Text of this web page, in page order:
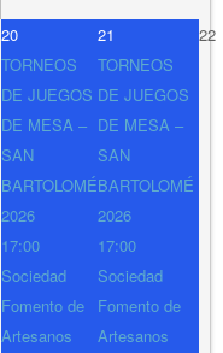
20
TORNEOS
DE JUEGOS
DE MESA –
SAN
BARTOLOMÉ
2026
17:00
Sociedad
Fomento de
Artesanos
21
TORNEOS
DE JUEGOS
DE MESA –
SAN
BARTOLOMÉ
2026
17:00
Sociedad
Fomento de
Artesanos
22